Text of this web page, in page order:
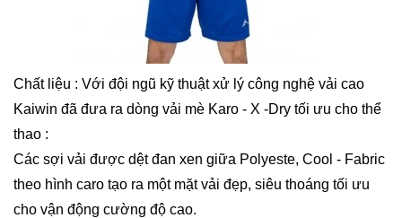
Chất liệu : Với đội ngũ kỹ thuật xử lý công nghệ vải cao
Kaiwin đã đưa ra dòng vải mè Karo - X -Dry tối ưu cho thể
thao :
Các sợi vải được dệt đan xen giữa Polyeste, Cool - Fabric
theo hình caro tạo ra một mặt vải đẹp, siêu thoáng tối ưu
cho vận động cường độ cao.